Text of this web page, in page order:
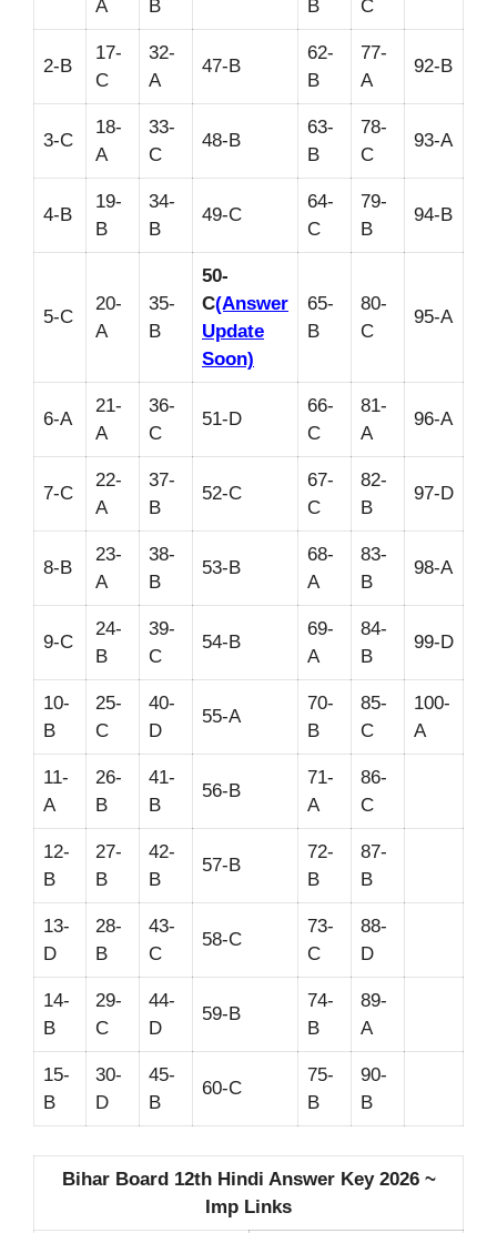
A
B
B
C
2-B
17-
C
32-
A
47-B
62-
B
77-
A
92-B
3-C
18-
A
33-
C
48-B
63-
B
78-
C
93-A
4-B
19-
B
34-
B
49-C
64-
C
79-
B
94-B
5-C
20-
A
35-
B
50-
C(Answer
Update
Soon)
65-
B
80-
C
95-A
6-A
21-
A
36-
C
51-D
66-
C
81-
A
96-A
7-C
22-
A
37-
B
52-C
67-
C
82-
B
97-D
8-B
23-
A
38-
B
53-B
68-
A
83-
B
98-A
9-C
24-
B
39-
C
54-B
69-
A
84-
B
99-D
10-
B
25-
C
40-
D
55-A
70-
B
85-
C
100-
A
11-
A
26-
B
41-
B
56-B
71-
A
86-
C
12-
B
27-
B
42-
B
57-B
72-
B
87-
B
13-
D
28-
B
43-
C
58-C
73-
C
88-
D
14-
B
29-
C
44-
D
59-B
74-
B
89-
A
15-
B
30-
D
45-
B
60-C
75-
B
90-
B
Bihar Board 12th Hindi Answer Key 2026 ~
Imp Links